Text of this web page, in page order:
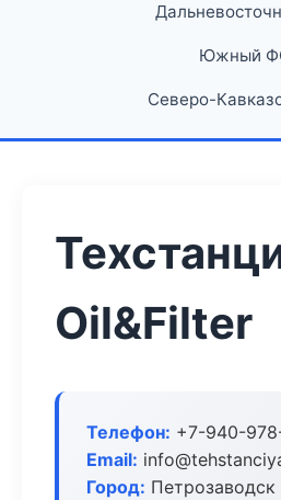
Южный
Северо-
Oil&Filter
Телефон: +7-940-
Email:
Город: Петрозаводск